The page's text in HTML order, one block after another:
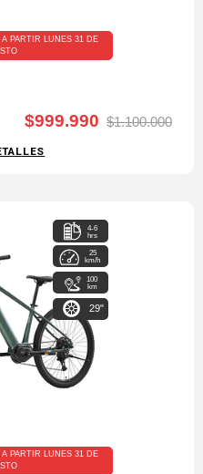
PARTIR LUNES 31 DE
$999.990 $1.100.000
4-6
hrs
25
km/h
100
km
29"
PARTIR LUNES 31 DE